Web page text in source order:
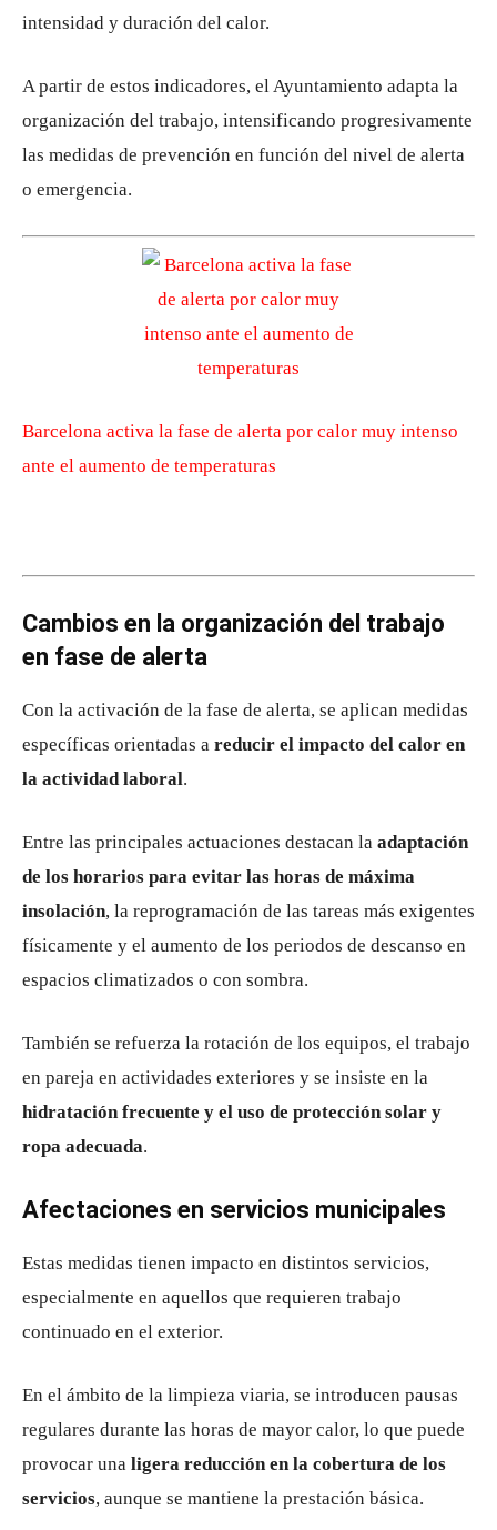
intensidad y duración del calor.
A partir de estos indicadores, el Ayuntamiento adapta la
organización del trabajo, intensificando progresivamente
las medidas de prevención en función del nivel de alerta
o emergencia.
Barcelona activa la fase de alerta por calor muy intenso
ante el aumento de temperaturas
Cambios en la organización del trabajo
en fase de alerta
Con la activación de la fase de alerta, se aplican medidas
específicas orientadas a reducir el impacto del calor en
la actividad laboral.
Entre las principales actuaciones destacan la adaptación
de los horarios para evitar las horas de máxima
insolación, la reprogramación de las tareas más exigentes
físicamente y el aumento de los periodos de descanso en
espacios climatizados o con sombra.
También se refuerza la rotación de los equipos, el trabajo
en pareja en actividades exteriores y se insiste en la
hidratación frecuente y el uso de protección solar y
ropa adecuada.
Afectaciones en servicios municipales
Estas medidas tienen impacto en distintos servicios,
especialmente en aquellos que requieren trabajo
continuado en el exterior.
En el ámbito de la limpieza viaria, se introducen pausas
regulares durante las horas de mayor calor, lo que puede
provocar una ligera reducción en la cobertura de los
servicios, aunque se mantiene la prestación básica.